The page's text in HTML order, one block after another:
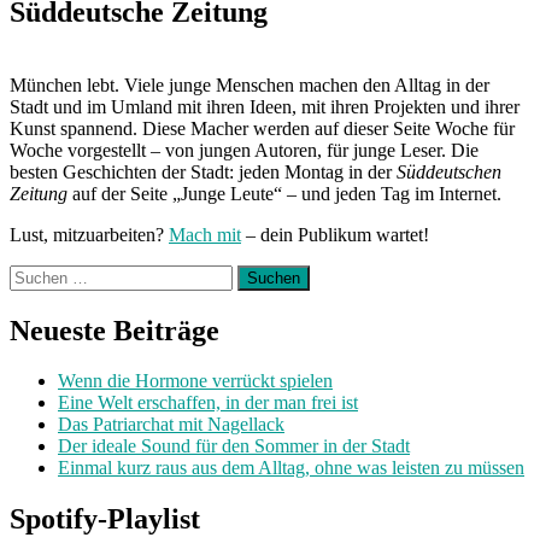
Süddeutsche Zeitung
München lebt. Viele junge Menschen machen den Alltag in der
Stadt und im Umland mit ihren Ideen, mit ihren Projekten und ihrer
Kunst spannend. Diese Macher werden auf dieser Seite Woche für
Woche vorgestellt – von jungen Autoren, für junge Leser. Die
besten Geschichten der Stadt: jeden Montag in derSüddeutschen
Zeitung auf der Seite „Junge Leute“ – und jeden Tag im Internet.
Lust, mitzuarbeiten? Mach mit – dein Publikum wartet!
Suchen
nach:
Neueste Beiträge
Wenn die Hormone verrückt spielen
Eine Welt erschaffen, in der man frei ist
Das Patriarchat mit Nagellack
Der ideale Sound für den Sommer in der Stadt
Einmal kurz raus aus dem Alltag, ohne was leisten zu müssen
Spotify-Playlist